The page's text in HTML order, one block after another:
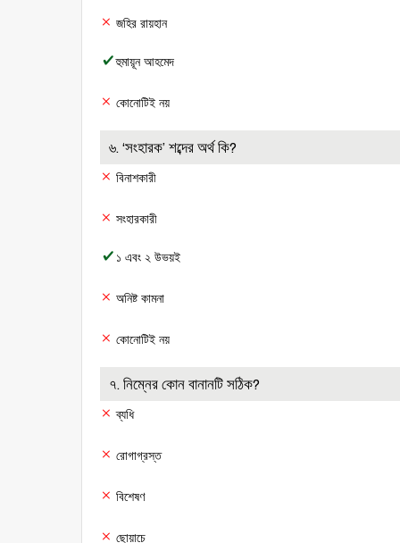
জহির রায়হান
হুমায়ূন আহমেদ
কোনোটিই নয়
৬. ‘সংহারক’ শব্দের অর্থ কি?
বিনাশকারী
সংহারকারী
১ এবং ২ উভয়ই
অনিষ্ট কামনা
কোনোটিই নয়
৭. নিম্নের কোন বানানটি সঠিক?
ব্যধি
রোগাগ্রস্ত
বিশেষণ
ছোয়াচে